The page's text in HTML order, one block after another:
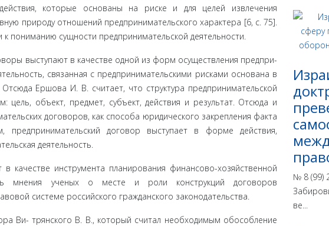
кото­рые основаны на риске и для целей извлечения
природу отношений предпринимательского характера [6, с. 75].
пониманию сущности пред­принимательской деятельности.
выступают в качестве одной из форм осуществления предпри­
связанная с предпринимательскими рисками основана в
Ершова И. В. считает, что структура предпринимательской
цель, объект, предмет, субъект, действия и результат. Отсюда и
договоров, как способа юридического закрепления факта
предпринимательский договор выступает в форме действия,
деятельность.
ка­честве инструмента планирования финансово-хозяйственной
мнения ученых о месте и роли конструкций договоров
системе российского граж­данского законодательства.
Ви- трянского В. В., который считал необходимым обособление
№ 8 (99)
ве...